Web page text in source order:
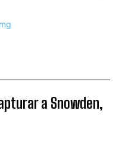
a Snowden,